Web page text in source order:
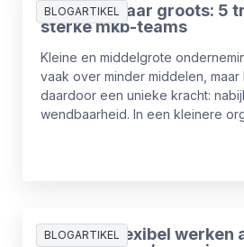
BLOGARTIKEL
Van klein naar groots: 5
sterke mkb-teams
Kleine en middelgrote
vaak over minder middelen, maar
daardoor een unieke kracht:
wendbaarheid. In een kleinere
impact voelbaar. Wie die
BLOGARTIKEL
Waarom flexibel werken